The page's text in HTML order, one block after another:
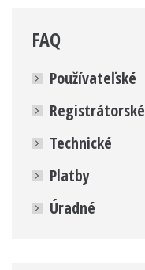
FAQ
Používateľské
Registrátorské
Technické
Platby
Úradné